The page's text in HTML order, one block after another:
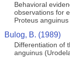
Behavioral
observations for
Proteus
Bulog, B. (1989)
Differentiation of
anguinus